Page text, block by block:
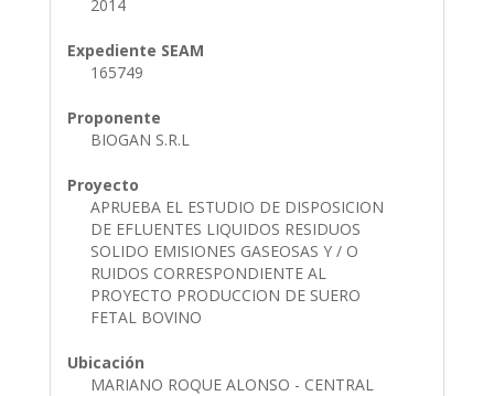
2014
Expediente SEAM
165749
Proponente
BIOGAN S.R.L
Proyecto
APRUEBA EL ESTUDIO DE DISPOSICION
DE EFLUENTES LIQUIDOS RESIDUOS
SOLIDO EMISIONES GASEOSAS Y / O
RUIDOS CORRESPONDIENTE AL
PROYECTO PRODUCCION DE SUERO
FETAL BOVINO
Ubicación
MARIANO ROQUE ALONSO - CENTRAL